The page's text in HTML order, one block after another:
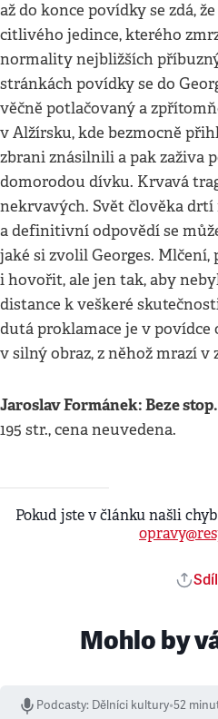
až do konce povídky se zdá,
citlivého jedince, kterého
normality nejbližších
stránkách povídky se do
věčně potlačovaný a
v Alžírsku, kde bezmocně
zbrani znásilnili a pak zaživa
domorodou dívku. Krvavá
nekrvavých. Svět člověka
a definitivní odpovědí se
jaké si zvolil Georges. Mlčení,
i hovořit, ale jen tak, aby
distance k veškeré
dutá proklamace je v povídce
v silný obraz, z něhož mrazí v
Jaroslav Formánek: Beze stop.
195 str., cena neuvedena.
Pokud jste v článku našli
Mohlo by
Podcasty: Dělníci kultury•52